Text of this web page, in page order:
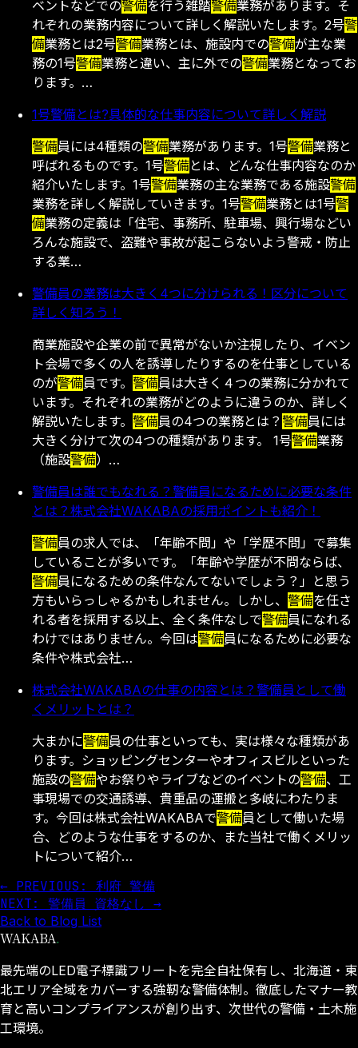
ベントなどでの警備を行う雑踏警備業務があります。そ
れぞれの業務内容について詳しく解説いたします。2号警
備業務とは2号警備業務とは、施設内での警備が主な業
務の1号警備業務と違い、主に外での警備業務となってお
ります。…
1号警備とは?具体的な仕事内容について詳しく解説
警備員には4種類の警備業務があります。1号警備業務と
呼ばれるものです。1号警備とは、どんな仕事内容なのか
紹介いたします。1号警備業務の主な業務である施設警備
業務を詳しく解説していきます。1号警備業務とは1号警
備業務の定義は「住宅、事務所、駐車場、興行場などい
ろんな施設で、盗難や事故が起こらないよう警戒・防止
する業…
警備員の業務は大きく4つに分けられる！区分について
詳しく知ろう！
商業施設や企業の前で異常がないか注視したり、イベン
ト会場で多くの人を誘導したりするのを仕事としている
のが警備員です。 警備員は大きく４つの業務に分かれて
います。それぞれの業務がどのように違うのか、詳しく
解説いたします。 警備員の4つの業務とは？ 警備員には
大きく分けて次の4つの種類があります。 1号警備業務
（施設警備）…
警備員は誰でもなれる？警備員になるために必要な条件
とは？株式会社WAKABAの採用ポイントも紹介！
警備員の求人では、「年齢不問」や「学歴不問」で募集
していることが多いです。「年齢や学歴が不問ならば、
警備員になるための条件なんてないでしょう？」と思う
方もいらっしゃるかもしれません。しかし、 警備を任さ
れる者を採用する以上、全く条件なしで警備員になれる
わけではありません。今回は警備員になるために必要な
条件や株式会社…
株式会社WAKABAの仕事の内容とは？警備員として働
くメリットとは？
大まかに警備員の仕事といっても、実は様々な種類があ
ります。ショッピングセンターやオフィスビルといった
施設の警備やお祭りやライブなどのイベントの警備、工
事現場での交通誘導、貴重品の運搬と多岐にわたりま
す。今回は株式会社WAKABAで警備員として働いた場
合、どのような仕事をするのか、また当社で働くメリッ
トについて紹介…
← PREVIOUS: 利府 警備
NEXT: 警備員 資格なし →
Back to Blog List
WAKABA.
最先端のLED電子標識フリートを完全自社保有し、北海道・東
北エリア全域をカバーする強靭な警備体制。徹底したマナー教
育と高いコンプライアンスが創り出す、次世代の警備・土木施
工環境。